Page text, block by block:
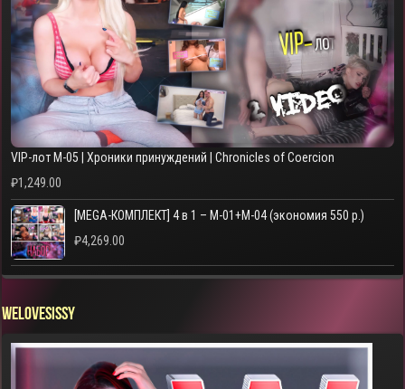
VIP-лот M-05 | Хроники принуждений | Chronicles of Coercion
₽1,249.00
[MEGA-КОМПЛЕКТ] 4 в 1 – M-01+M-04 (экономия 550 р.)
₽4,269.00
WELOVESISSY